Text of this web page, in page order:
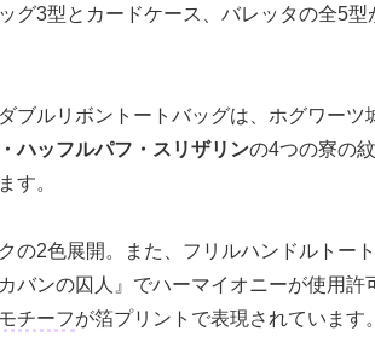
グ3型とカードケース、バレッタの全5型
ブルリボントートバッグは、ホグワーツ
ハッフルパフ・スリザリンの4つの寮の
す。
の2色展開。また、フリルハンドルトー
バンの囚人』でハーマイオニーが使用許
チーフが箔プリントで表現されています。